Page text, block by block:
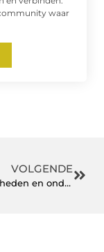
waar
VOLGENDE
Werkzaamheden en onderhoud aan het spoornetwerk gaan altijd door